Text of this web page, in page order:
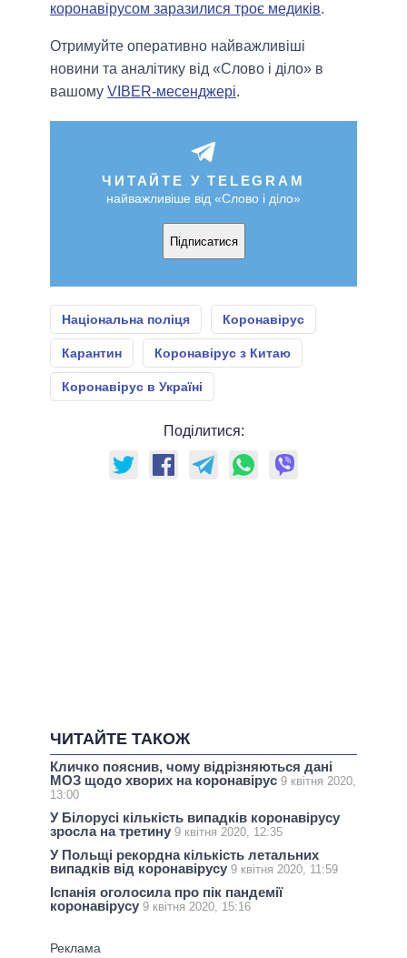
коронавірусом заразилися троє медиків.
Отримуйте оперативно найважливіші
новини та аналітику від «Слово і діло» в
вашому VIBER-месенджері.
ЧИТАЙТЕ У TELEGRAM
найважливіше від «Слово і діло»
Підписатися
Національна поліця Коронавірус
Карантин Коронавірус з Китаю
Коронавірус в Україні
Поділитися:
ЧИТАЙТЕ ТАКОЖ
Кличко пояснив, чому відрізняються дані
МОЗ щодо хворих на коронавірус 9 квітня 2020,
13:00
У Білорусі кількість випадків коронавірусу
зросла на третину 9 квітня 2020, 12:35
У Польщі рекордна кількість летальних
випадків від коронавірусу 9 квітня 2020, 11:59
Іспанія оголосила про пік пандемії
коронавірусу 9 квітня 2020, 15:16